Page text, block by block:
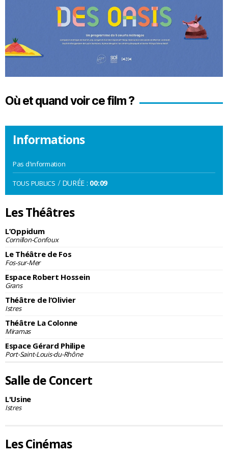
Informations
Pas d'information
TOUS PUBLICS / DURÉE : 00:09
Les Théâtres
L’Oppidum
Cornillon-Confoux
Le Théâtre de Fos
Fos-sur-Mer
Espace Robert Hossein
Grans
Théâtre de l’Olivier
Istres
Théâtre La Colonne
Miramas
Espace Gérard Philipe
Port-Saint-Louis-du-Rhône
Salle de Concert
L'Usine
Istres
Les Cinémas
Où et quand voir ce film ?